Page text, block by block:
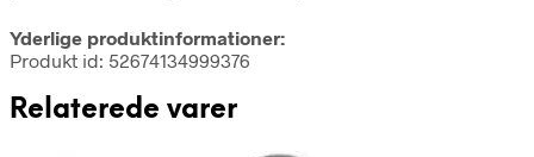
Yderlige produktinformationer:
Produkt id: 52674134999376
Relaterede varer